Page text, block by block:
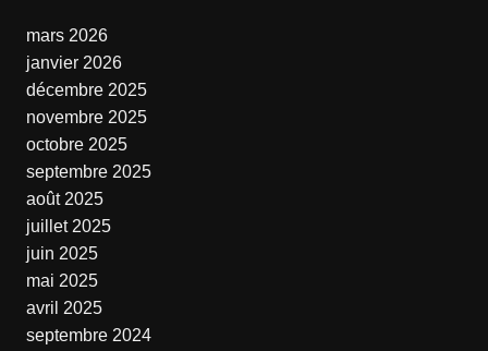
mars 2026
janvier 2026
décembre 2025
novembre 2025
octobre 2025
septembre 2025
août 2025
juillet 2025
juin 2025
mai 2025
avril 2025
septembre 2024